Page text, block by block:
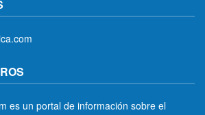
es un portal de información sobre el